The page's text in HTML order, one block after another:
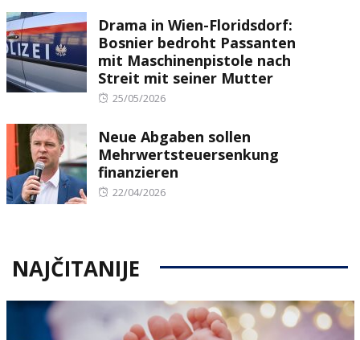
Drama in Wien-Floridsdorf:
Bosnier bedroht Passanten
mit Maschinenpistole nach
Streit mit seiner Mutter
Posted
25/05/2026
Neue Abgaben sollen
Mehrwertsteuersenkung
finanzieren
Posted
22/04/2026
NAJČITANIJE